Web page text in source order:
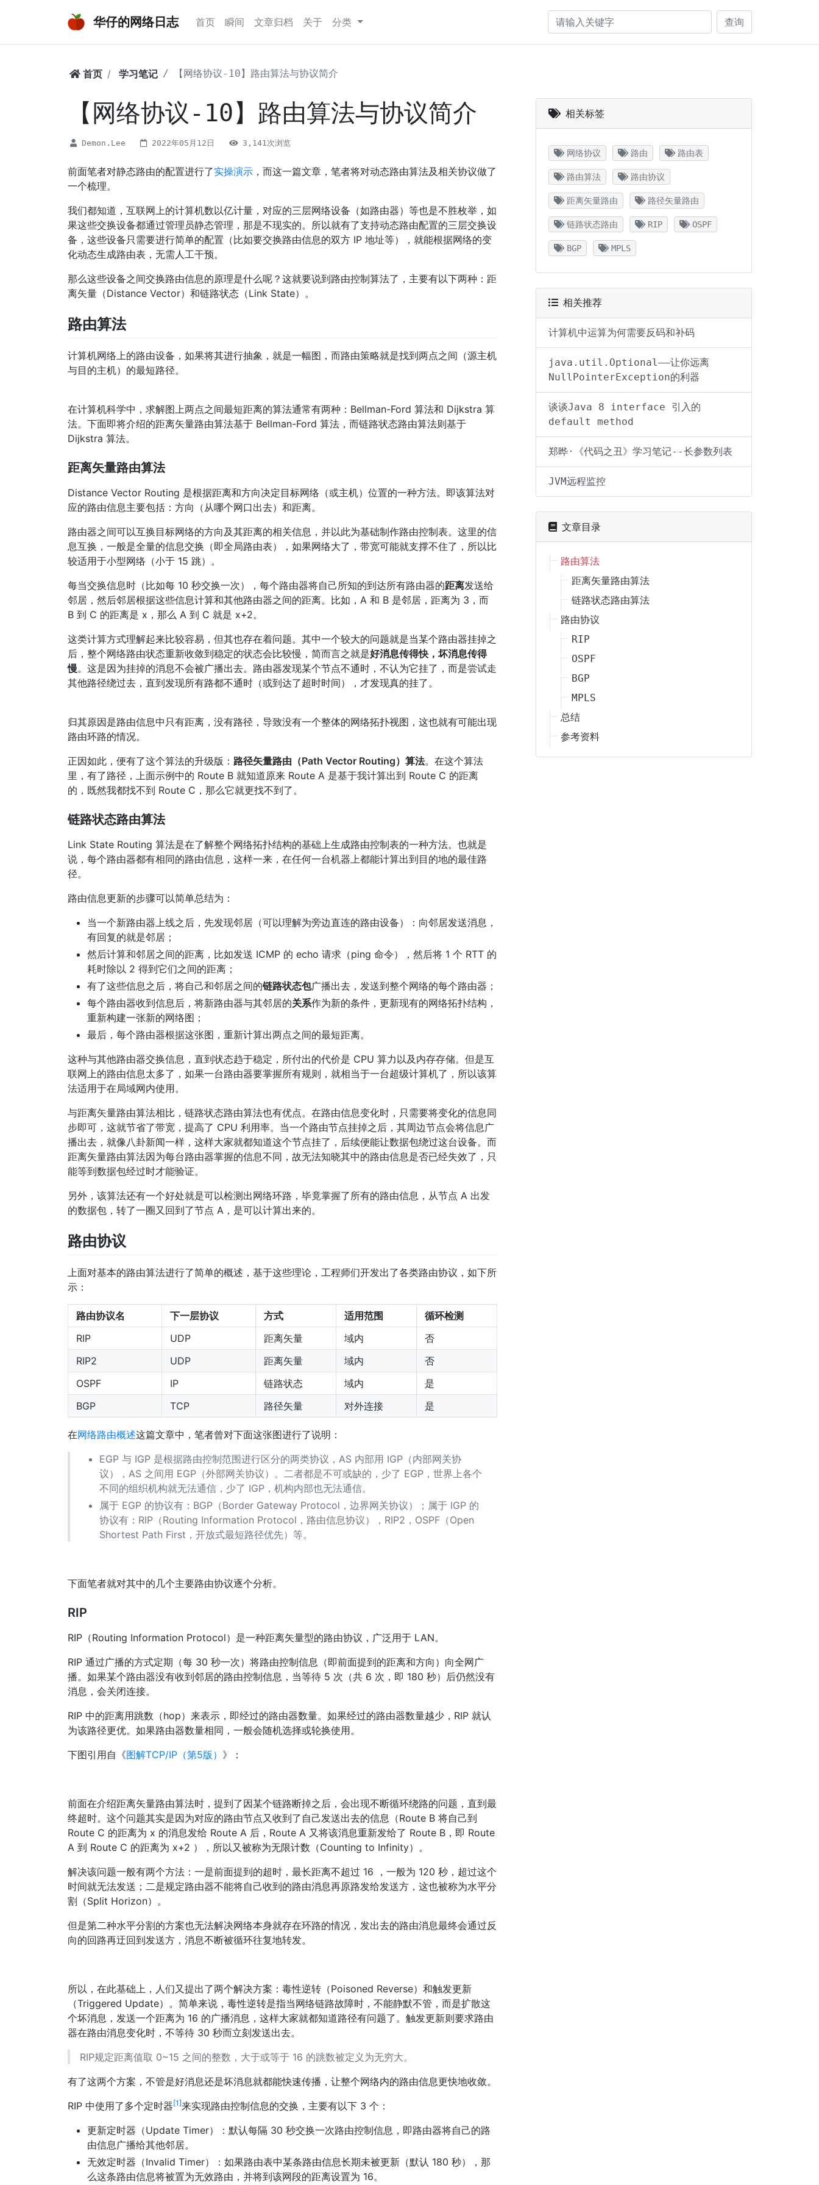
华仔的网络日志 首页 瞬间 文章归档 关于 分类 查询
首页 学习笔记 【网络协议-10】路由算法与协议简介
【网络协议-10】路由算法与协议简介
Demon.Lee 2022年05月12日 3,141次浏览
前面笔者对静态路由的配置进行了实操演示 ，而这一篇文章，笔者将对动态路由算法及相关协议做了
一个梳理。
我们都知道，互联网上的计算机数以亿计量，对应的三层网络设备（如路由器）等也是不胜枚举，如
果这些交换设备都通过管理员静态管理，那是不现实的。所以就有了支持动态路由配置的三层交换设
备，这些设备只需要进行简单的配置（比如要交换路由信息的双方 IP 地址等），就能根据网络的变
化动态生成路由表，无需人工干预。
那么这些设备之间交换路由信息的原理是什么呢？这就要说到路由控制算法了，主要有以下两种：距
离矢量（Distance Vector）和链路状态（Link State）。
路由算法
计算机网络上的路由设备，如果将其进行抽象，就是一幅图，而路由策略就是找到两点之间（源主机
与目的主机）的最短路径。
在计算机科学中，求解图上两点之间最短距离的算法通常有两种：Bellman-Ford 算法和 Dijkstra 算
法。下面即将介绍的距离矢量路由算法基于 Bellman-Ford 算法，而链路状态路由算法则基于
Dijkstra 算法。
距离矢量路由算法
Distance Vector Routing 是根据距离和方向决定目标网络（或主机）位置的一种方法。即该算法对
应的路由信息主要包括：方向（从哪个网口出去）和距离。
路由器之间可以互换目标网络的方向及其距离的相关信息，并以此为基础制作路由控制表。这里的信
息互换，一般是全量的信息交换（即全局路由表），如果网络大了，带宽可能就支撑不住了，所以比
较适用于小型网络（小于 15 跳）。
每当交换信息时（比如每 10 秒交换一次），每个路由器将自己所知的到达所有路由器的距离发送给
邻居，然后邻居根据这些信息计算和其他路由器之间的距离。比如，A 和 B 是邻居，距离为 3，而
B 到 C 的距离是 x，那么 A 到 C 就是 x+2。
这类计算方式理解起来比较容易，但其也存在着问题。其中一个较大的问题就是当某个路由器挂掉之
后，整个网络路由状态重新收敛到稳定的状态会比较慢，简而言之就是好消息传得快，坏消息传得
慢。这是因为挂掉的消息不会被广播出去。路由器发现某个节点不通时，不认为它挂了，而是尝试走
其他路径绕过去，直到发现所有路都不通时（或到达了超时时间），才发现真的挂了。
归其原因是路由信息中只有距离，没有路径，导致没有一个整体的网络拓扑视图，这也就有可能出现
路由环路的情况。
正因如此，便有了这个算法的升级版： 路径矢量路由（Path Vector Routing）算法。在这个算法
里，有了路径，上面示例中的 Route B 就知道原来 Route A 是基于我计算出到 Route C 的距离
的，既然我都找不到 Route C，那么它就更找不到了。
链路状态路由算法
Link State Routing 算法是在了解整个网络拓扑结构的基础上生成路由控制表的一种方法。也就是
说，每个路由器都有相同的路由信息，这样一来，在任何一台机器上都能计算出到目的地的最佳路
径。
路由信息更新的步骤可以简单总结为：
当一个新路由器上线之后，先发现邻居（可以理解为旁边直连的路由设备）：向邻居发送消息，
有回复的就是邻居；
然后计算和邻居之间的距离，比如发送 ICMP 的 echo 请求（ping 命令），然后将 1 个 RTT 的
耗时除以 2 得到它们之间的距离；
有了这些信息之后，将自己和邻居之间的链路状态包广播出去，发送到整个网络的每个路由器；
每个路由器收到信息后，将新路由器与其邻居的关系作为新的条件，更新现有的网络拓扑结构，
重新构建一张新的网络图；
最后，每个路由器根据这张图，重新计算出两点之间的最短距离。
这种与其他路由器交换信息，直到状态趋于稳定，所付出的代价是 CPU 算力以及内存存储。但是互
联网上的路由信息太多了，如果一台路由器要掌握所有规则，就相当于一台超级计算机了，所以该算
法适用于在局域网内使用。
与距离矢量路由算法相比，链路状态路由算法也有优点。在路由信息变化时，只需要将变化的信息同
步即可，这就节省了带宽，提高了 CPU 利用率。当一个路由节点挂掉之后，其周边节点会将信息广
播出去，就像八卦新闻一样，这样大家就都知道这个节点挂了，后续便能让数据包绕过这台设备。而
距离矢量路由算法因为每台路由器掌握的信息不同，故无法知晓其中的路由信息是否已经失效了，只
能等到数据包经过时才能验证。
另外，该算法还有一个好处就是可以检测出网络环路，毕竟掌握了所有的路由信息，从节点 A 出发
的数据包，转了一圈又回到了节点 A，是可以计算出来的。
路由协议
上面对基本的路由算法进行了简单的概述，基于这些理论，工程师们开发出了各类路由协议，如下所
示：
路由协议名 下一层协议 方式 适用范围
循环检测
RIP
UDP 距离矢量 域内
否
RIP2
UDP 距离矢量 域内
否
OSPF
IP 链路状态 域内
是
BGP
TCP 路径矢量 对外连接 是
在网络路由概述这篇文章中，笔者曾对下面这张图进行了说明：
EGP 与 IGP 是根据路由控制范围进行区分的两类协议，AS 内部用 IGP（内部网关协
议），AS 之间用 EGP（外部网关协议）。二者都是不可或缺的，少了 EGP，世界上各个
不同的组织机构就无法通信，少了 IGP，机构内部也无法通信。
属于 EGP 的协议有：BGP（Border Gateway Protocol，边界网关协议）；属于 IGP 的
协议有：RIP（Routing Information Protocol，路由信息协议），RIP2，OSPF（Open
Shortest Path First，开放式最短路径优先）等。
下面笔者就对其中的几个主要路由协议逐个分析。
RIP
RIP（Routing Information Protocol）是一种距离矢量型的路由协议，广泛用于 LAN。
RIP 通过广播的方式定期（每 30 秒一次）将路由控制信息（即前面提到的距离和方向）向全网广
播。如果某个路由器没有收到邻居的路由控制信息，当等待 5 次（共 6 次，即 180 秒）后仍然没有
消息，会关闭连接。
RIP 中的距离用跳数（hop）来表示，即经过的路由器数量。如果经过的路由器数量越少，RIP 就认
为该路径更优。如果路由器数量相同，一般会随机选择或轮换使用。
下图引用自《图解TCP/IP（第5版） 》：
前面在介绍距离矢量路由算法时，提到了因某个链路断掉之后，会出现不断循环绕路的问题，直到最
终超时。这个问题其实是因为对应的路由节点又收到了自己发送出去的信息（Route B 将自己到
Route C 的距离为 x 的消息发给 Route A 后，Route A 又将该消息重新发给了 Route B，即 Route
A 到 Route C 的距离为 x+2 ），所以又被称为无限计数（Counting to Infinity）。
解决该问题一般有两个方法：一是前面提到的超时，最长距离不超过 16 ，一般为 120 秒，超过这个
时间就无法发送；二是规定路由器不能将自己收到的路由消息再原路发给发送方，这也被称为水平分
割（Split Horizon）。
但是第二种水平分割的方案也无法解决网络本身就存在环路的情况，发出去的路由消息最终会通过反
向的回路再迂回到发送方，消息不断被循环往复地转发。
所以，在此基础上，人们又提出了两个解决方案：毒性逆转（Poisoned Reverse）和触发更新
（Triggered Update）。简单来说，毒性逆转是指当网络链路故障时，不能静默不管，而是扩散这
个坏消息，发送一个距离为 16 的广播消息，这样大家就都知道路径有问题了。触发更新则要求路由
器在路由消息变化时，不等待 30 秒而立刻发送出去。
RIP规定距离值取 0~15 之间的整数，大于或等于 16 的跳数被定义为无穷大。
有了这两个方案，不管是好消息还是坏消息就都能快速传播，让整个网络内的路由信息更快地收敛。
RIP 中使用了多个定时器[1]来实现路由控制信息的交换，主要有以下 3 个：
更新定时器（Update Timer）：默认每隔 30 秒交换一次路由控制信息，即路由器将自己的路
由信息广播给其他邻居。
无效定时器（Invalid Timer）：如果路由表中某条路由信息长期未被更新（默认 180 秒），那
么这条路由信息将被置为无效路由，并将到该网段的距离设置为 16。
相关标签
网络协议 路由 路由表
路由算法 路由协议
距离矢量路由 路径矢量路由
链路状态路由 RIP OSPF
BGP MPLS
相关推荐
计算机中运算为何需要反码和补码
java.util.Optional——让你远离
NullPointerException的利器
谈谈Java 8 interface 引入的
default method
郑晔·《代码之丑》学习笔记--长参数列表
JVM远程监控
文章目录
路由算法
距离矢量路由算法
链路状态路由算法
路由协议
RIP
OSPF
BGP
MPLS
总结
参考资料